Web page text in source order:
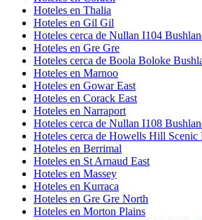
Hoteles en Thalia
Hoteles en Gil Gil
Hoteles cerca de Nullan I104
Hoteles en Gre Gre
Hoteles cerca de Boola Boloke
Hoteles en Marnoo
Hoteles en Gowar East
Hoteles en Corack East
Hoteles en Narraport
Hoteles cerca de Nullan I108
Hoteles cerca de Howells Hill Scenic
Hoteles en Berrimal
Hoteles en St Arnaud East
Hoteles en Massey
Hoteles en Kurraca
Hoteles en Gre Gre North
Hoteles en Morton Plains